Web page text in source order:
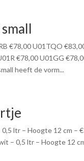
€78,00 U01TQO
€78,00 U01GG
heeft de vorm...
ltr – Hoogte 12 cm –
– 0,5 ltr – Hoogte 12